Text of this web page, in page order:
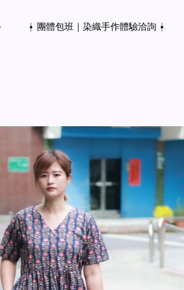
⍿ 團體包班｜染織手作體驗洽詢 ⍿
您